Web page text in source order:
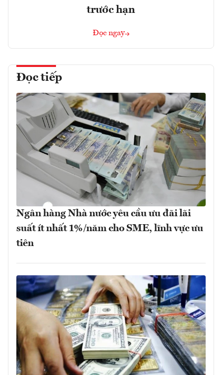
trước hạn
Đọc ngay
Đọc tiếp
Ngân hàng Nhà nước yêu cầu ưu đãi lãi
suất ít nhất 1%/năm cho SME, lĩnh vực ưu
tiên